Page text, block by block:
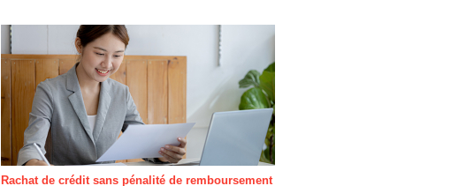
Rachat de crédit sans pénalité de remboursement